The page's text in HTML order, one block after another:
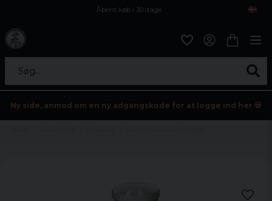
Åbent køb i 30 dage
Søg...
Ny side, anmod om en ny adgangskode for at logge ind her 💀